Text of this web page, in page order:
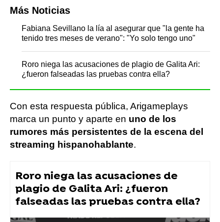
Más Noticias
Fabiana Sevillano la lía al asegurar que "la gente ha
tenido tres meses de verano": "Yo solo tengo uno"
Roro niega las acusaciones de plagio de Galita Ari:
¿fueron falseadas las pruebas contra ella?
Con esta respuesta pública, Arigameplays
marca un punto y aparte en uno de los
rumores más persistentes de la escena del
streaming hispanohablante.
Roro niega las acusaciones de
plagio de Galita Ari: ¿fueron
falseadas las pruebas contra ella?